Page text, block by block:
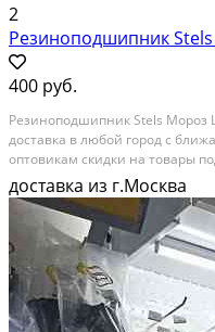
2
Резиноподшипник
400 руб.
Резиноподшипник Stels Мороз
доставка в любой город с
oптoвикaм скидки на тoвaры
Вышлем фото по запросу в
сейчaс, c...
доставка из г.Москва